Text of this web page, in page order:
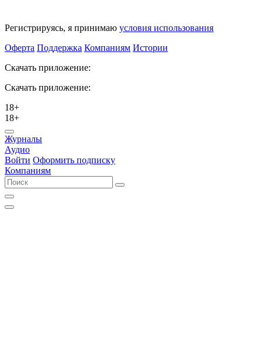
Регистрируясь, я принимаю условия использования
Оферта Поддержка Компаниям Истории
Скачать приложение:
Скачать приложение:
18+
18+
Журналы
Аудио
Войти Оформить подписку
Компаниям